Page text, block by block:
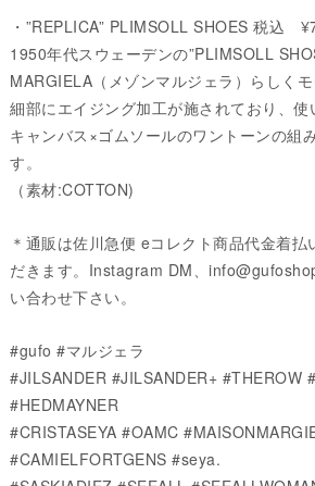
・”REPLICA” PLIMSOLL SHOES 税込
1950年代スウェーデンの”PLIMSOLL
MARGIELA（メゾンマルジェラ）らしく
細部にエイジング加工が施されており、使
キャンバス×ゴムソールのワントーンの組
す。
（素材:COTTON)
＊通販は佐川急便 eコレクト商品代金着
だきます。Instagram DM、
い合わせ下さい。
#gufo #マルジェラ
#JILSANDER #JILSANDER+ #THEROW
#HEDMAYNER
#CRISTASEYA #OAMC
#CAMIELFORTGENS #seya.